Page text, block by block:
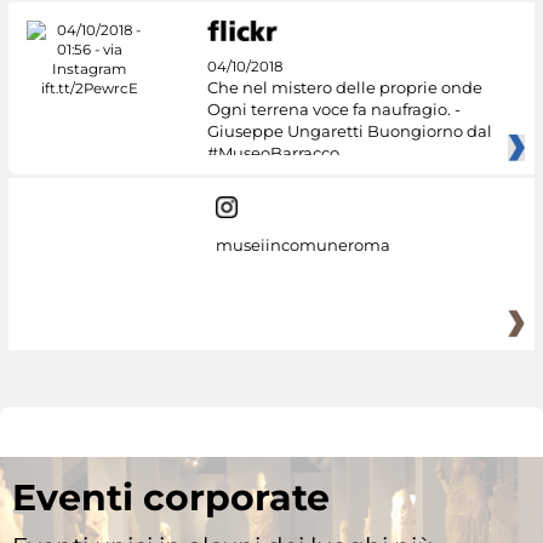
04/10/2018
Che nel mistero delle proprie onde
Ogni terrena voce fa naufragio. -
Giuseppe Ungaretti Buongiorno dal
#MuseoBarracco
museiincomuneroma
Eventi corporate